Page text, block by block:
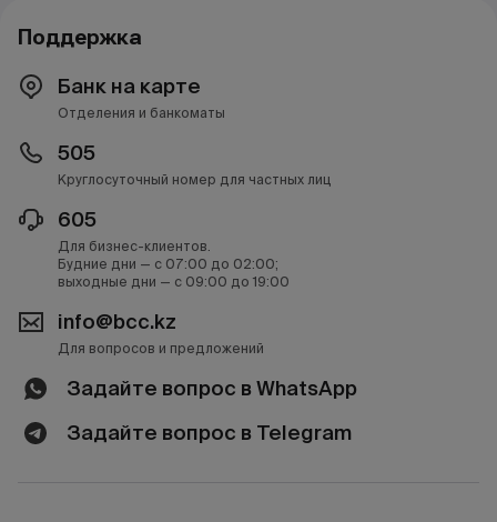
Поддержка
Банк на карте
Отделения и банкоматы
505
Круглосуточный номер для частных лиц
605
Для бизнес-клиентов.
Будние дни — с 07:00 до 02:00;
выходные дни — с 09:00 до 19:00
info@bcc.kz
Для вопросов и предложений
Задайте вопрос в WhatsApp
Задайте вопрос в Telegram